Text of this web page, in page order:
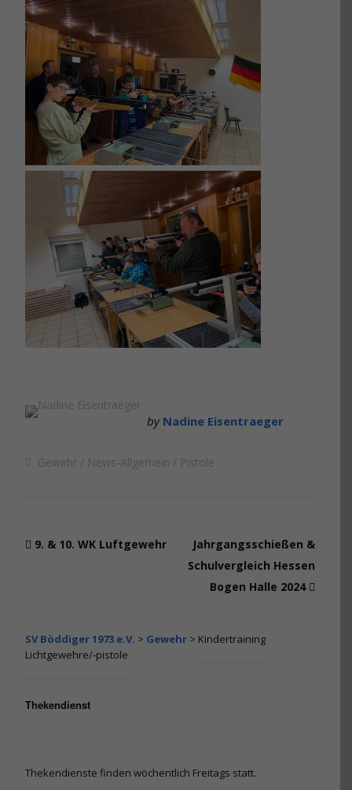
by Nadine Eisentraeger
Gewehr News-Allgemein Pistole
9. & 10. WK Luftgewehr
Jahrgangsschießen &
Schulvergleich Hessen
Bogen Halle 2024
SV Böddiger 1973 e.V. > Gewehr > Kindertraining
Lichtgewehre/-pistole
Thekendienst
Thekendienste finden wöchentlich Freitags statt.